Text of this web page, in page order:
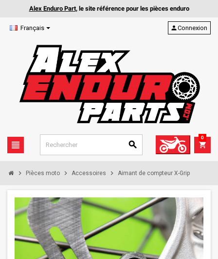
Alex Enduro Part, le site référence pour les pièces enduro
Français
view_headline search
personConnexion
shopping_cart
0
chevron_right Pièces moto chevron_right Accessoires chevron_right Aimant de compteur X-Grip